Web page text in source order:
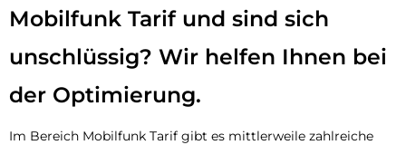
Mobilfunk Tarif und sind sich
unschlüssig? Wir helfen Ihnen bei
der Optimierung.
Im Bereich Mobilfunk Tarif gibt es mittlerweile zahlreiche